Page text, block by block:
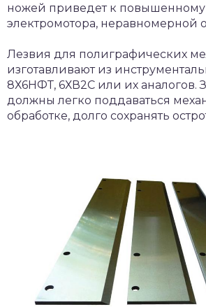
ножей приведет к повышенному
электромотора, неравномерной
Лезвия для полиграфических
изготавливают из
8Х6НФТ, 6ХВ2С или их аналогов.
должны легко поддаваться
обработке, долго сохранять